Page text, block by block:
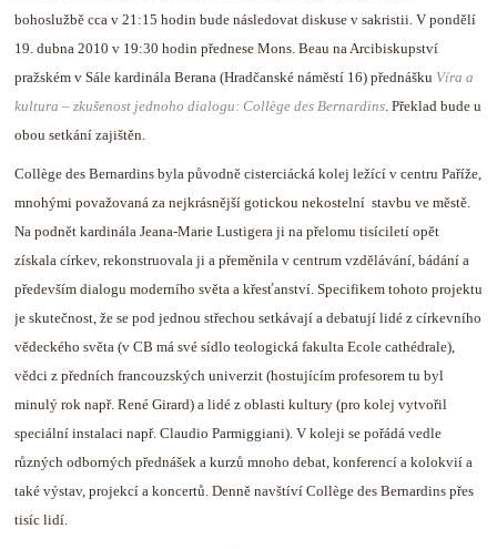
bohoslužbě cca v 21:15 hodin bude následovat diskuse v sakristii. V pondělí
19. dubna 2010 v 19:30 hodin přednese Mons. Beau na Arcibiskupství
pražském v Sále kardinála Berana (Hradčanské náměstí 16) přednášku Víra a
kultura – zkušenost jednoho dialogu: Collège des Bernardins. Překlad bude u
obou setkání zajištěn.
Collège des Bernardins byla původně cisterciácká kolej ležící v centru Paříže,
mnohými považovaná za nejkrásnější gotickou nekostelní stavbu ve městě.
Na podnět kardinála Jeana-Marie Lustigera ji na přelomu tisíciletí opět
získala církev, rekonstruovala ji a přeměnila v centrum vzdělávání, bádání a
především dialogu moderního světa a křesťanství. Specifikem tohoto projektu
je skutečnost, že se pod jednou střechou setkávají a debatují lidé z církevního
vědeckého světa (v CB má své sídlo teologická fakulta Ecole cathédrale),
vědci z předních francouzských univerzit (hostujícím profesorem tu byl
minulý rok např. René Girard) a lidé z oblasti kultury (pro kolej vytvořil
speciální instalaci např. Claudio Parmiggiani). V koleji se pořádá vedle
různých odborných přednášek a kurzů mnoho debat, konferencí a kolokvií a
také výstav, projekcí a koncertů. Denně navštíví Collège des Bernardins přes
tisíc lidí.